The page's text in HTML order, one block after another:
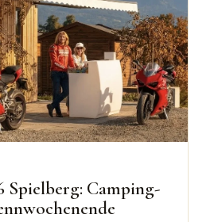
Spielberg: Camping-